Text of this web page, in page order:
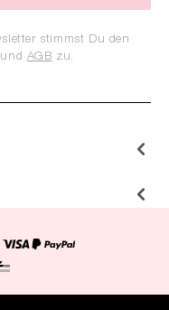
stimmst Du den
und AGB zu.